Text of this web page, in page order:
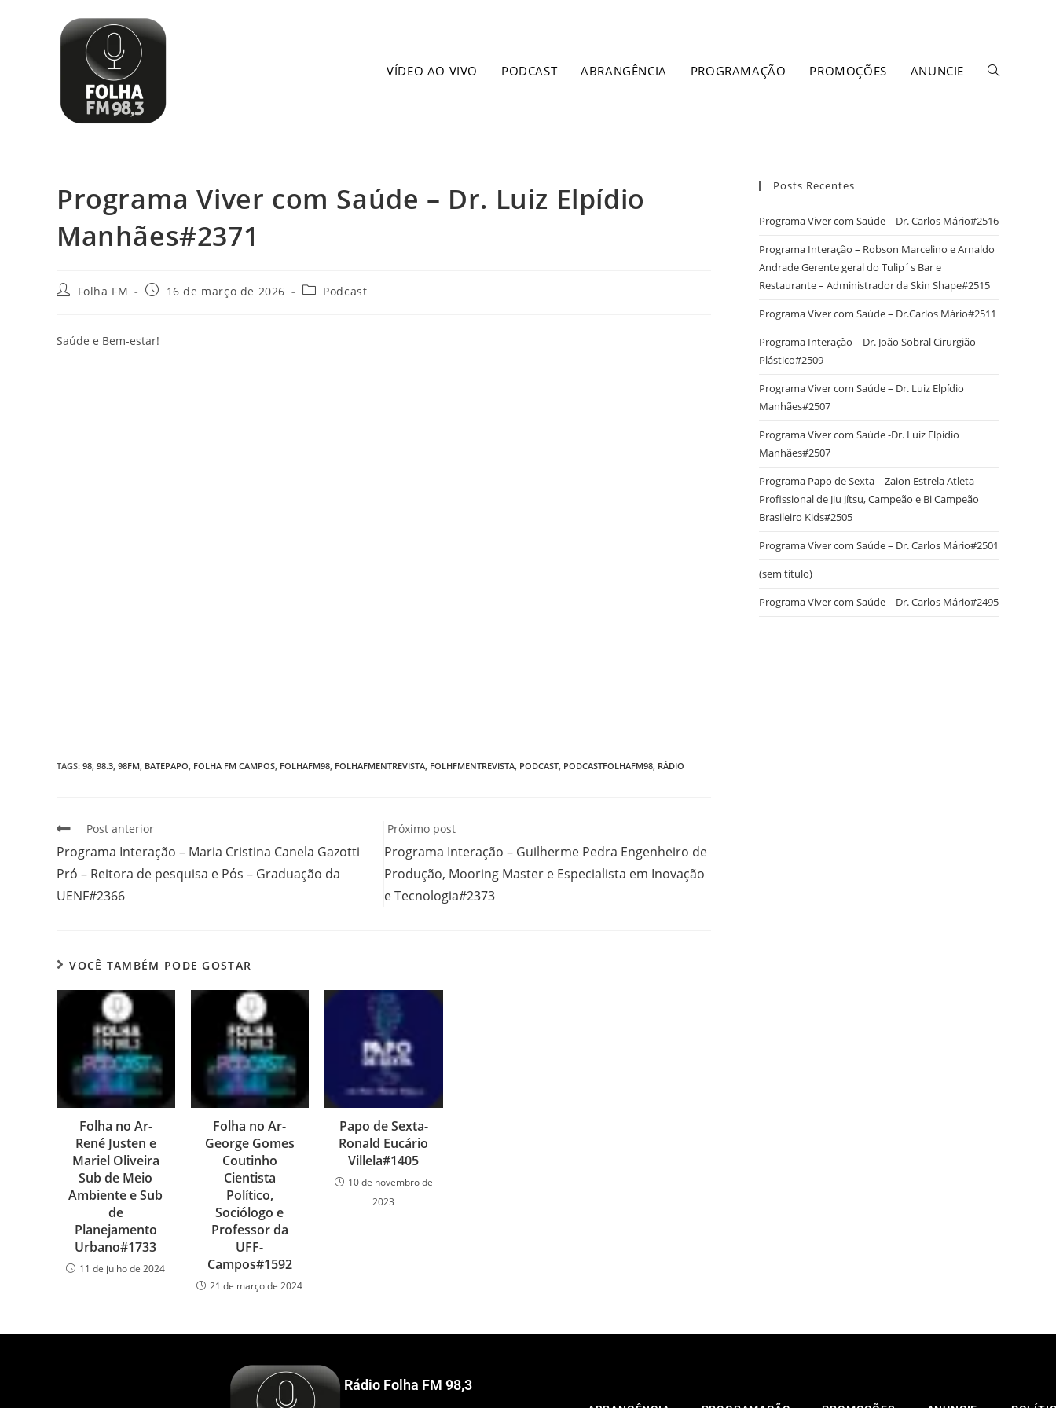
VÍDEO AO VIVO PODCAST ABRANGÊNCIA PROGRAMAÇÃO PROMOÇÕES ANUNCIE
Programa Viver com Saúde – Dr. Luiz Elpídio
Manhães#2371
Folha FM 16 de março de 2026 Podcast
Saúde e Bem-estar!
TAGS: 98 98.3 98FM BATEPAPO FOLHA FM CAMPOS FOLHAFM98 FOLHAFMENTREVISTA FOLHFMENTREVISTA PODCAST PODCASTFOLHAFM98 RÁDIO
Post anterior
Programa Interação – Maria Cristina Canela Gazotti
Pró – Reitora de pesquisa e Pós – Graduação da
UENF#2366
Próximo post
Programa Interação – Guilherme Pedra Engenheiro de
Produção, Mooring Master e Especialista em Inovação
e Tecnologia#2373
VOCÊ TAMBÉM PODE GOSTAR
Folha no Ar-
René Justen e
Mariel Oliveira
Sub de Meio
Ambiente e Sub
de
Planejamento
Urbano#1733
11 de julho de 2024
Folha no Ar-
George Gomes
Coutinho
Cientista
Político,
Sociólogo e
Professor da
UFF-
Campos#1592
21 de março de 2024
Papo de Sexta-
Ronald Eucário
Villela#1405
10 de novembro de
2023
Posts Recentes
Programa Viver com Saúde – Dr. Carlos Mário#2516
Programa Interação – Robson Marcelino e Arnaldo
Andrade Gerente geral do Tulip´s Bar e
Restaurante – Administrador da Skin Shape#2515
Programa Viver com Saúde – Dr.Carlos Mário#2511
Programa Interação – Dr. João Sobral Cirurgião
Plástico#2509
Programa Viver com Saúde – Dr. Luiz Elpídio
Manhães#2507
Programa Viver com Saúde -Dr. Luiz Elpídio
Manhães#2507
Programa Papo de Sexta – Zaion Estrela Atleta
Profissional de Jiu Jítsu, Campeão e Bi Campeão
Brasileiro Kids#2505
Programa Viver com Saúde – Dr. Carlos Mário#2501
(sem título)
Programa Viver com Saúde – Dr. Carlos Mário#2495
Rádio Folha FM 98,3